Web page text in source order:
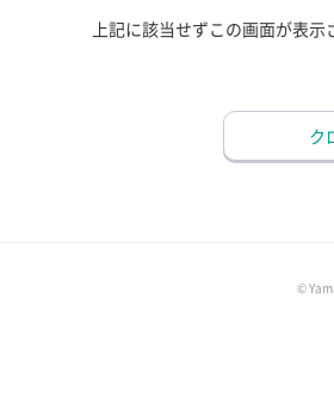
上記に該当せずこの画面が表
ク
©